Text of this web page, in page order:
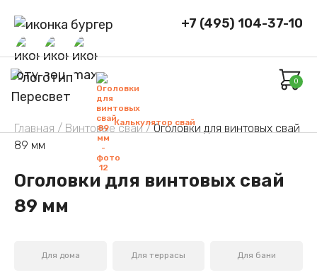
Калькулятор свай
+7 (495) 104-37-10
0
Главная / Винтовые сваи /Оголовки для винтовых свай
89 мм
Оголовки для винтовых свай
89 мм
Для дома Для террасы Для бани